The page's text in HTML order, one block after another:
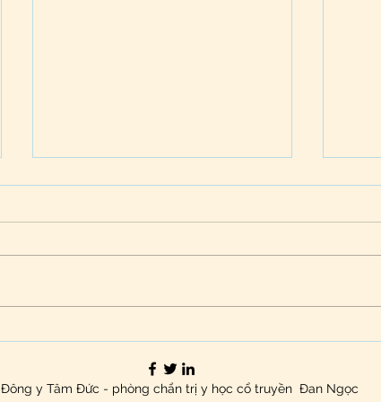
Nguyên lý và Thực hành ứng
dụng trong xử lý Stress
Đông y Tâm Đức - phòng chẩn trị y học cổ truyền Đan Ngọc